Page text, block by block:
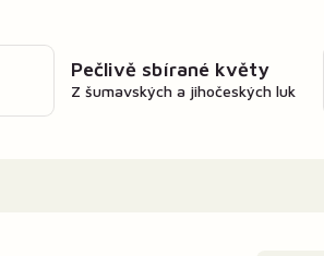
Pečlivě sbírané květy
Z šumavských a jihočeských luk